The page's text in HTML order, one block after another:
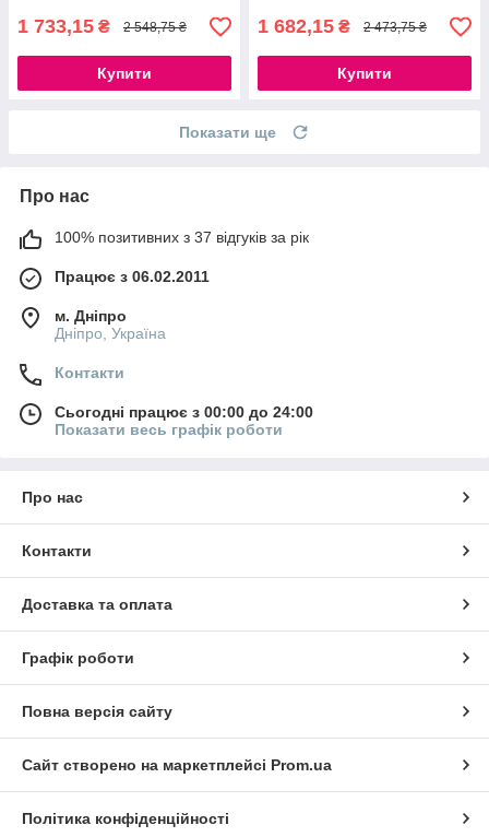
1 733,15 ₴ 2 548,75 ₴
Купити
1 682,15 ₴ 2 473,75 ₴
Купити
Показати ще
Про нас
100% позитивних з 37 відгуків за рік
Працює з 06.02.2011
м. Дніпро
Дніпро, Україна
Контакти
Сьогодні працює з 00:00 до 24:00
Показати весь графік роботи
Про нас
Контакти
Доставка та оплата
Графік роботи
Повна версія сайту
Сайт створено на маркетплейсі Prom.ua
Політика конфіденційності